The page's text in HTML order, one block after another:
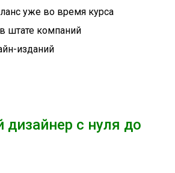
уже во время курса
штате компаний
изданий
дизайнер с нуля до